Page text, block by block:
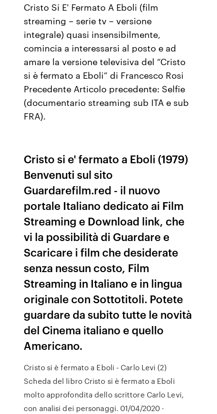
Cristo Si E' Fermato A Eboli (film
streaming – serie tv – versione
integrale) quasi insensibilmente,
comincia a interessarsi al posto e ad
amare la versione televisiva del “Cristo
si è fermato a Eboli” di Francesco Rosi
Precedente Articolo precedente: Selfie
(documentario streaming sub ITA e sub
FRA).
Cristo si e' fermato a Eboli (1979)
Benvenuti sul sito
Guardarefilm.red - il nuovo
portale Italiano dedicato ai Film
Streaming e Download link, che
vi la possibilità di Guardare e
Scaricare i film che desiderate
senza nessun costo, Film
Streaming in Italiano e in lingua
originale con Sottotitoli. Potete
guardare da subito tutte le novità
del Cinema italiano e quello
Americano.
Cristo si è fermato a Eboli - Carlo Levi (2)
Scheda del libro Cristo si è fermato a Eboli
molto approfondita dello scrittore Carlo Levi,
con analisi dei personaggi. 01/04/2020 ·